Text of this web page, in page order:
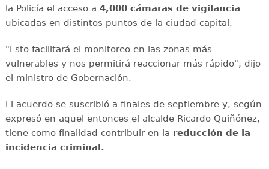
la Policía el acceso a 4,000 cámaras de vigilancia
ubicadas en distintos puntos de la ciudad capital.
"Esto facilitará el monitoreo en las zonas más
vulnerables y nos permitirá reaccionar más rápido", dijo
el ministro de Gobernación.
El acuerdo se suscribió a finales de septiembre y, según
expresó en aquel entonces el alcalde Ricardo Quiñónez,
tiene como finalidad contribuir en la reducción de la
incidencia criminal.